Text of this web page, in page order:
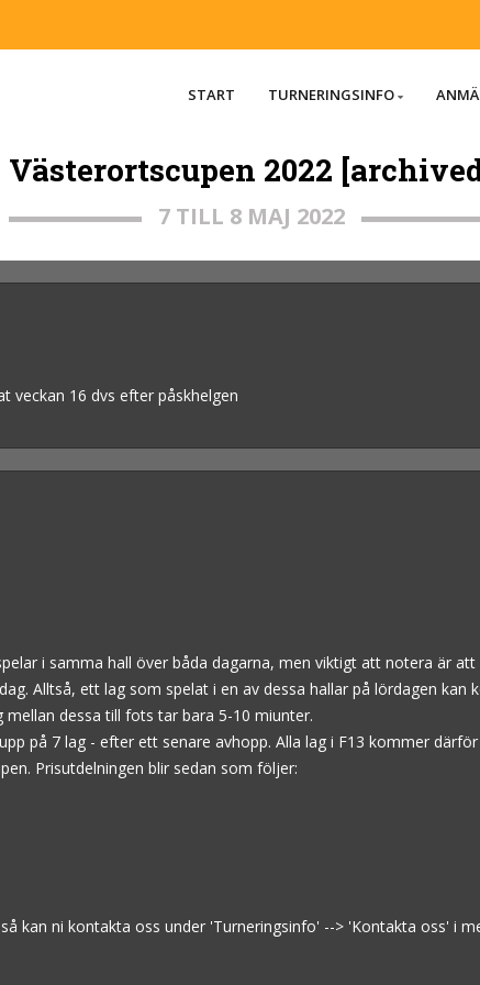
START TURNERINGSINFO
Västerortscupen 2022
7 TILL 8 MAJ 2022
veckan 16 dvs efter påskhelgen
i samma hall över båda dagarna, men viktigt att notera är att
Alltså, ett lag som spelat i en av dessa hallar på lördagen kan
dessa till fots tar bara 5-10 miunter.
på 7 lag - efter ett senare avhopp. Alla lag i F13 kommer
Prisutdelningen blir sedan som följer:
kan ni kontakta oss under 'Turneringsinfo' --> 'Kontakta oss' i